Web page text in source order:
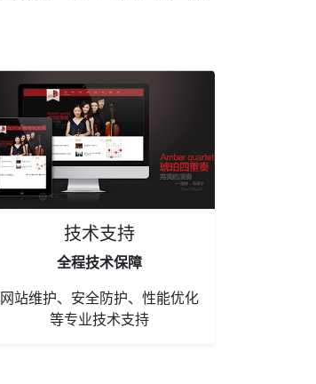
技术支持
全程技术保障
网站维护、安全防护、性能优化
等专业技术支持